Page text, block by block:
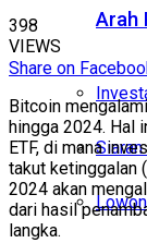
Arah
398
VIEWS
Share on
Bitcoin
hingga 2024. Hal
ETF, di mana
takut ketinggalan
2024 akan
dari hasil
langka.